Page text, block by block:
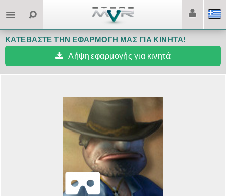
ΚΑΤΕΒΆΣΤΕ ΤΗΝ ΕΦΑΡΜΟΓΉ ΜΑΣ ΓΙΑ ΚΙΝΗΤΆ!
Λήψη εφαρμογής για κινητά